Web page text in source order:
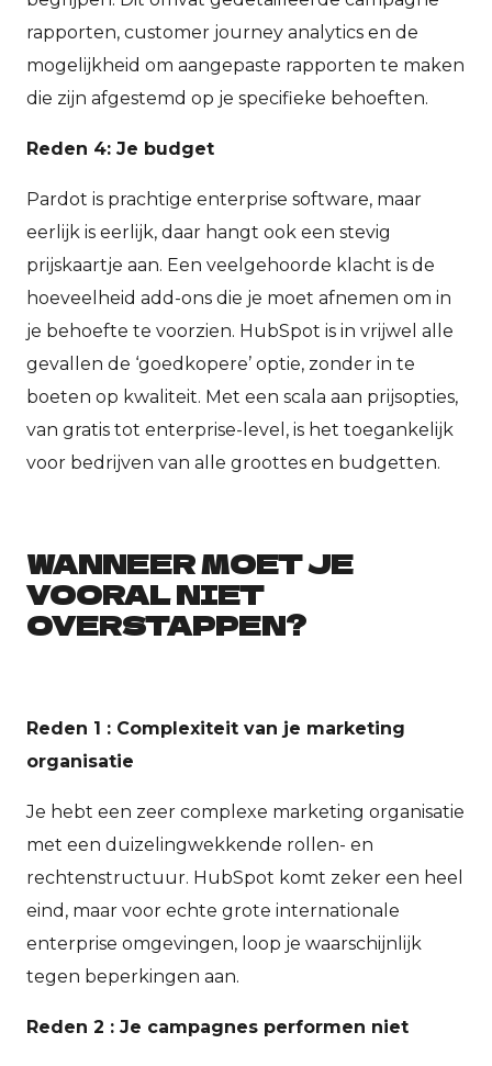
rapporten, customer journey analytics en de
mogelijkheid om aangepaste rapporten te maken
die zijn afgestemd op je specifieke behoeften.
Reden 4: Je budget
Pardot is prachtige enterprise software, maar
eerlijk is eerlijk, daar hangt ook een stevig
prijskaartje aan. Een veelgehoorde klacht is de
hoeveelheid add-ons die je moet afnemen om in
je behoefte te voorzien. HubSpot is in vrijwel alle
gevallen de ‘goedkopere’ optie, zonder in te
boeten op kwaliteit. Met een scala aan prijsopties,
van gratis tot enterprise-level, is het toegankelijk
voor bedrijven van alle groottes en budgetten.
WANNEER MOET JE
VOORAL NIET
OVERSTAPPEN?
Reden 1 : Complexiteit van je marketing
organisatie
Je hebt een zeer complexe marketing organisatie
met een duizelingwekkende rollen- en
rechtenstructuur. HubSpot komt zeker een heel
eind, maar voor echte grote internationale
enterprise omgevingen, loop je waarschijnlijk
tegen beperkingen aan.
Reden 2 : Je campagnes performen niet